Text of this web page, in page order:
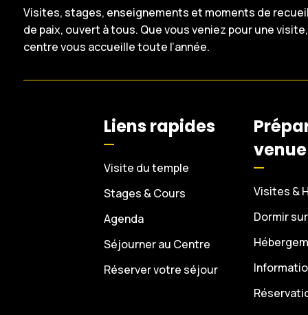
Visites, stages, enseignements et moments de
de paix, ouvert à tous. Que vous veniez pour une
centre vous accueille toute l’année.
Liens rapides
Visite du temple
Stages & Cours
Agenda
Séjourner au Centre
Réserver votre séjour
venue
Visites &
Dormir